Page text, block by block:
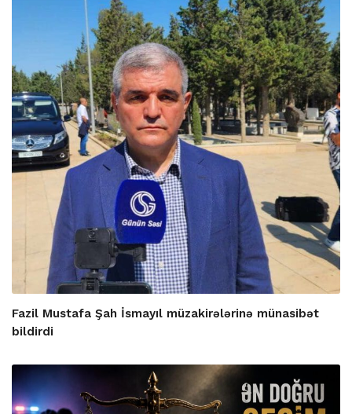
Fazil Mustafa Şah İsmayıl müzakirələrinə münasibət
bildirdi